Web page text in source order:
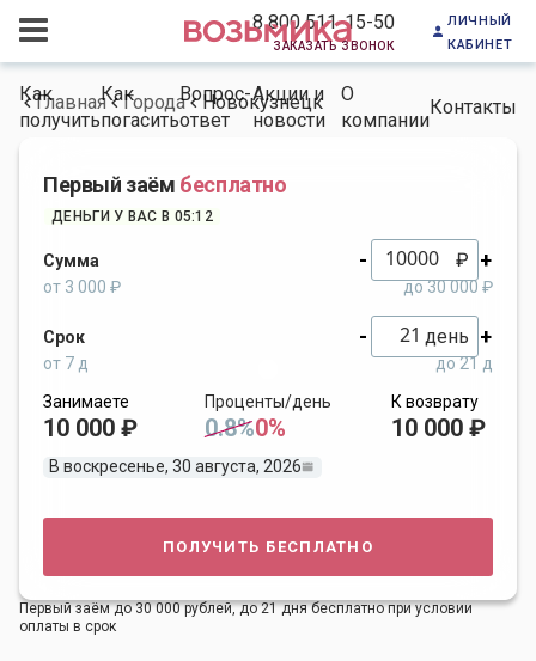
8 800 511-15-50
заказать звонок
личный
кабинет
Как
получить
Как
погасить
Вопрос-
ответ
Акции и
новости
О
компании
Контакты
Главная Города Новокузнецк
Первый заём бесплатно
ДЕНЬГИ У ВАС В 05:12
Сумма - ₽ +
от 3 000 ₽ до 30 000 ₽
Срок - день +
от 7 д
до 21 д
Занимаете
10 000 ₽
Проценты/день
0.8%0%
К возврату
10 000 ₽
В воскресенье, 30 августа, 2026
получить бесплатно
Первый заём до 30 000 рублей, до 21 дня бесплатно при условии
оплаты в срок